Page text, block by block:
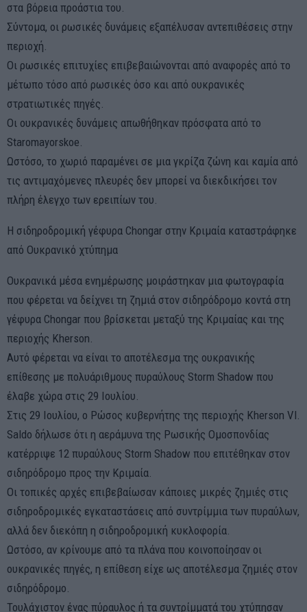
στα βόρεια προάστια του.
Σύντομα, οι ρωσικές δυνάμεις εξαπέλυσαν αντεπιθέσεις στην
περιοχή.
Οι ρωσικές επιτυχίες επιβεβαιώνονται από αναφορές από το
μέτωπο τόσο από ρωσικές όσο και από ουκρανικές
στρατιωτικές πηγές.
Οι ουκρανικές δυνάμεις απωθήθηκαν πρόσφατα από το
Staromayorskoe.
Ωστόσο, το χωριό παραμένει σε μια γκρίζα ζώνη και καμία από
τις αντιμαχόμενες πλευρές δεν μπορεί να διεκδικήσει τον
πλήρη έλεγχο των ερειπίων του.
Η σιδηροδρομική γέφυρα Chongar στην Κριμαία καταστράφηκε
από Ουκρανικό χτύπημα
Ουκρανικά μέσα ενημέρωσης μοιράστηκαν μια φωτογραφία
που φέρεται να δείχνει τη ζημιά στον σιδηρόδρομο κοντά στη
γέφυρα Chongar που βρίσκεται μεταξύ της Κριμαίας και της
περιοχής Kherson.
Αυτό φέρεται να είναι το αποτέλεσμα της ουκρανικής
επίθεσης με πολυάριθμους πυραύλους Storm Shadow που
έλαβε χώρα στις 29 Ιουλίου.
Στις 29 Ιουλίου, ο Ρώσος κυβερνήτης της περιοχής Kherson Vl.
Saldo δήλωσε ότι η αεράμυνα της Ρωσικής Ομοσπονδίας
κατέρριψε 12 πυραύλους Storm Shadow που επιτέθηκαν στον
σιδηρόδρομο προς την Κριμαία.
Οι τοπικές αρχές επιβεβαίωσαν κάποιες μικρές ζημιές στις
σιδηροδρομικές εγκαταστάσεις από συντρίμμια των πυραύλων,
αλλά δεν διεκόπη η σιδηροδρομική κυκλοφορία.
Ωστόσο, αν κρίνουμε από τα πλάνα που κοινοποίησαν οι
ουκρανικές πηγές, η επίθεση είχε ως αποτέλεσμα ζημιές στον
σιδηρόδρομο.
Τουλάχιστον ένας πύραυλος ή τα συντρίμματά του χτύπησαν